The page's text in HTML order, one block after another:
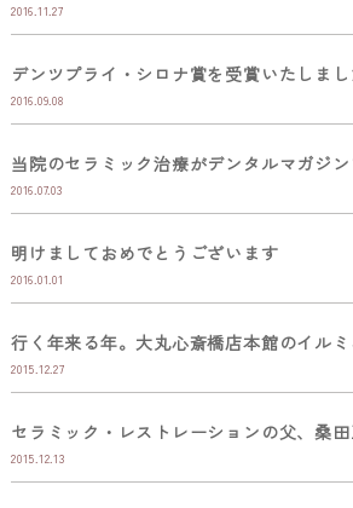
2016.11.27
デンツプライ・シロナ賞を受賞いたしまし
2016.09.08
当院のセラミック治療がデンタルマガジ
2016.07.03
明けましておめでとうございます
2016.01.01
行く年来る年。大丸心斎橋店本館のイルミ
2015.12.27
セラミック・レストレーションの父、桑田
2015.12.13